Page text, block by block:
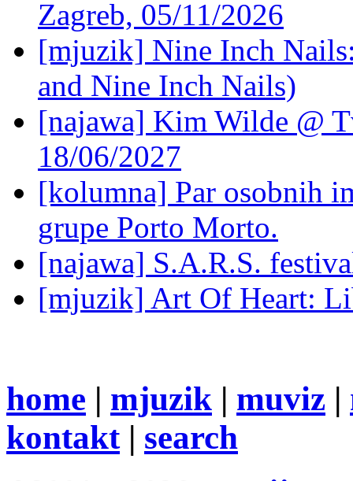
Zagreb, 05/11/2026
[mjuzik] Nine Inch
and Nine Inch Nails)
[najawa] Kim Wilde @
18/06/2027
[kolumna] Par osobnih
grupe Porto Morto.
[najawa] S.A.R.S.
[mjuzik] Art Of Heart:
home | mjuzik | muviz |
kontakt| search